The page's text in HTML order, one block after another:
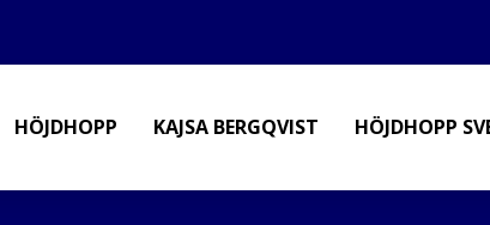
HÖJDHOPP KAJSA BERGQVIST HÖJDHOPP